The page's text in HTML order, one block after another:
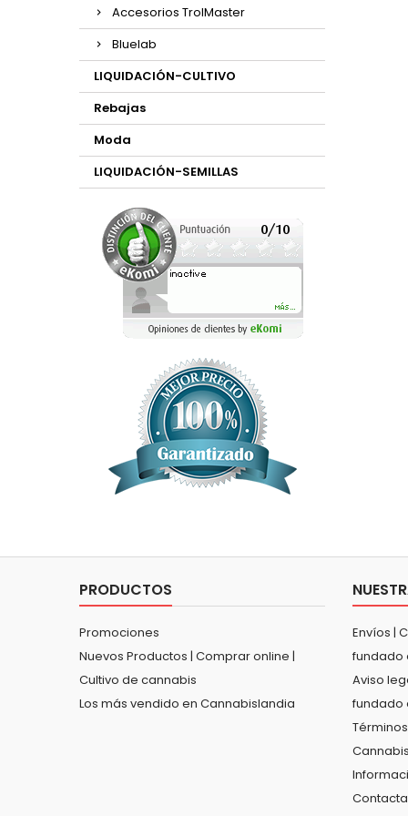
Accesorios TrolMaster
Bluelab
LIQUIDACIÓN-CULTIVO
Rebajas
Moda
LIQUIDACIÓN-SEMILLAS
PRODUCTOS
Promociones
Nuevos Productos | Comprar online |
Cultivo de cannabis
Los más vendido en Cannabislandia
Envíos |
fundado
Aviso
fundado